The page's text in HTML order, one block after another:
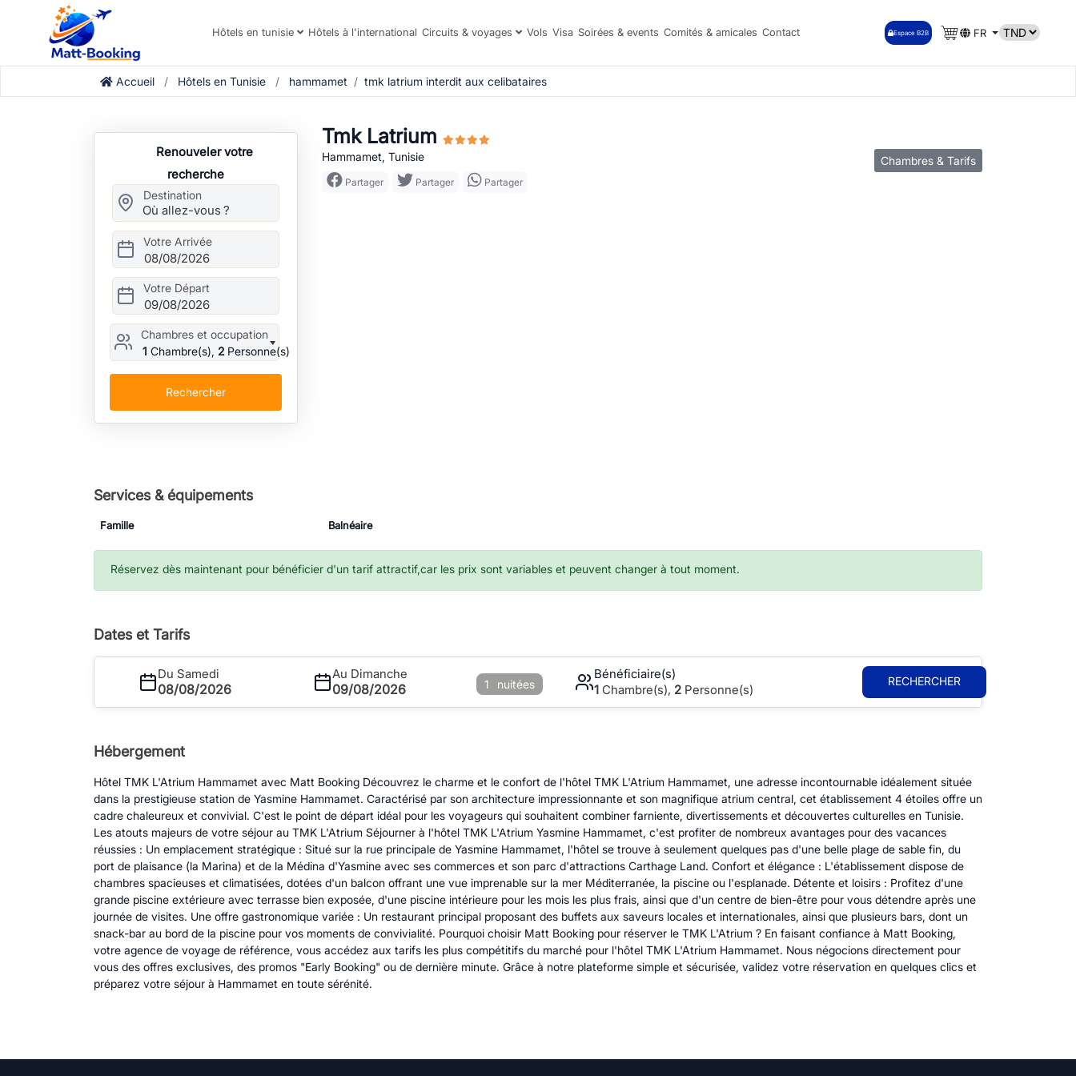
Hôtels en tunisie Hôtels à l'international Circuits & voyages Vols Visa Soirées & events Comités & amicales Contact Espace B2B FR
Accueil Hôtels en Tunisie hammamet tmk latrium interdit aux celibataires
Renouveler votre
recherche
Destination
Votre Arrivée
08/08/2026
Votre Départ
09/08/2026
Chambres et occupation
1 Chambre(s), 2 Personne(s)
Rechercher
Tmk Latrium
Hammamet, Tunisie
Partager Partager Partager
Chambres & Tarifs
Services & équipements
Famille Balnéaire
Réservez dès maintenant pour bénéficier d'un tarif attractif,car les prix sont variables et peuvent changer à tout moment.
Dates et Tarifs
Du Samedi
08/08/2026
Au Dimanche
09/08/2026 1 nuitées
Bénéficiaire(s)
1Chambre(s), 2 Personne(s)
RECHERCHER
Hébergement
Hôtel TMK L'Atrium Hammamet avec Matt Booking Découvrez le charme et le confort de l'hôtel TMK L'Atrium Hammamet, une adresse incontournable idéalement située
dans la prestigieuse station de Yasmine Hammamet. Caractérisé par son architecture impressionnante et son magnifique atrium central, cet établissement 4 étoiles offre un
cadre chaleureux et convivial. C'est le point de départ idéal pour les voyageurs qui souhaitent combiner farniente, divertissements et découvertes culturelles en Tunisie.
Les atouts majeurs de votre séjour au TMK L'Atrium Séjourner à l'hôtel TMK L'Atrium Yasmine Hammamet, c'est profiter de nombreux avantages pour des vacances
réussies : Un emplacement stratégique : Situé sur la rue principale de Yasmine Hammamet, l'hôtel se trouve à seulement quelques pas d'une belle plage de sable fin, du
port de plaisance (la Marina) et de la Médina d'Yasmine avec ses commerces et son parc d'attractions Carthage Land. Confort et élégance : L'établissement dispose de
chambres spacieuses et climatisées, dotées d'un balcon offrant une vue imprenable sur la mer Méditerranée, la piscine ou l'esplanade. Détente et loisirs : Profitez d'une
grande piscine extérieure avec terrasse bien exposée, d'une piscine intérieure pour les mois les plus frais, ainsi que d'un centre de bien-être pour vous détendre après une
journée de visites. Une offre gastronomique variée : Un restaurant principal proposant des buffets aux saveurs locales et internationales, ainsi que plusieurs bars, dont un
snack-bar au bord de la piscine pour vos moments de convivialité. Pourquoi choisir Matt Booking pour réserver le TMK L'Atrium ? En faisant confiance à Matt Booking,
votre agence de voyage de référence, vous accédez aux tarifs les plus compétitifs du marché pour l'hôtel TMK L'Atrium Hammamet. Nous négocions directement pour
vous des offres exclusives, des promos "Early Booking" ou de dernière minute. Grâce à notre plateforme simple et sécurisée, validez votre réservation en quelques clics et
préparez votre séjour à Hammamet en toute sérénité.